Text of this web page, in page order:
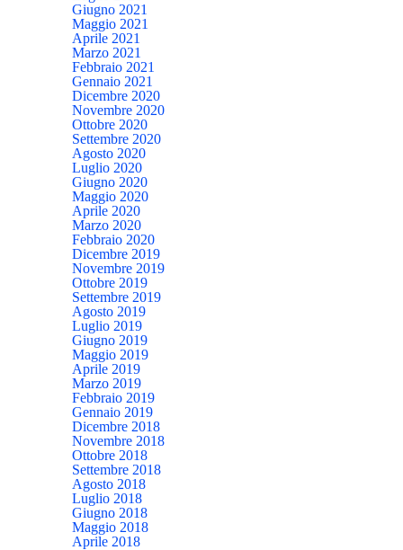
Giugno 2021
Maggio 2021
Aprile 2021
Marzo 2021
Febbraio 2021
Gennaio 2021
Dicembre 2020
Novembre 2020
Ottobre 2020
Settembre 2020
Agosto 2020
Luglio 2020
Giugno 2020
Maggio 2020
Aprile 2020
Marzo 2020
Febbraio 2020
Dicembre 2019
Novembre 2019
Ottobre 2019
Settembre 2019
Agosto 2019
Luglio 2019
Giugno 2019
Maggio 2019
Aprile 2019
Marzo 2019
Febbraio 2019
Gennaio 2019
Dicembre 2018
Novembre 2018
Ottobre 2018
Settembre 2018
Agosto 2018
Luglio 2018
Giugno 2018
Maggio 2018
Aprile 2018